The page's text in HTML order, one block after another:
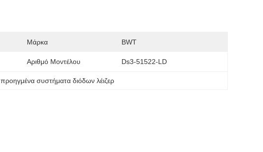
Μάρκα BWT
Αριθμό Μοντέλου Ds3-51522-LD
, προηγμένα συστήματα διόδων λέιζερ